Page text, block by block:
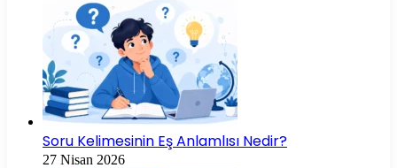
Soru Kelimesinin Eş Anlamlısı Nedir?
27 Nisan 2026